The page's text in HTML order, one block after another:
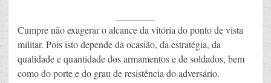
Cumpre não exagerar o alcance da vitória do ponto de vista
militar. Pois isto depende da ocasião, da estratégia, da
qualidade e quantidade dos armamentos e de soldados, bem
como do porte e do grau de resistência do adversário.